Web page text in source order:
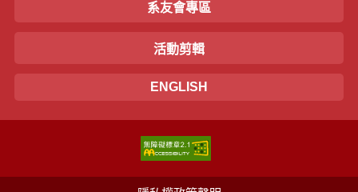
系友會專區
活動剪輯
ENGLISH